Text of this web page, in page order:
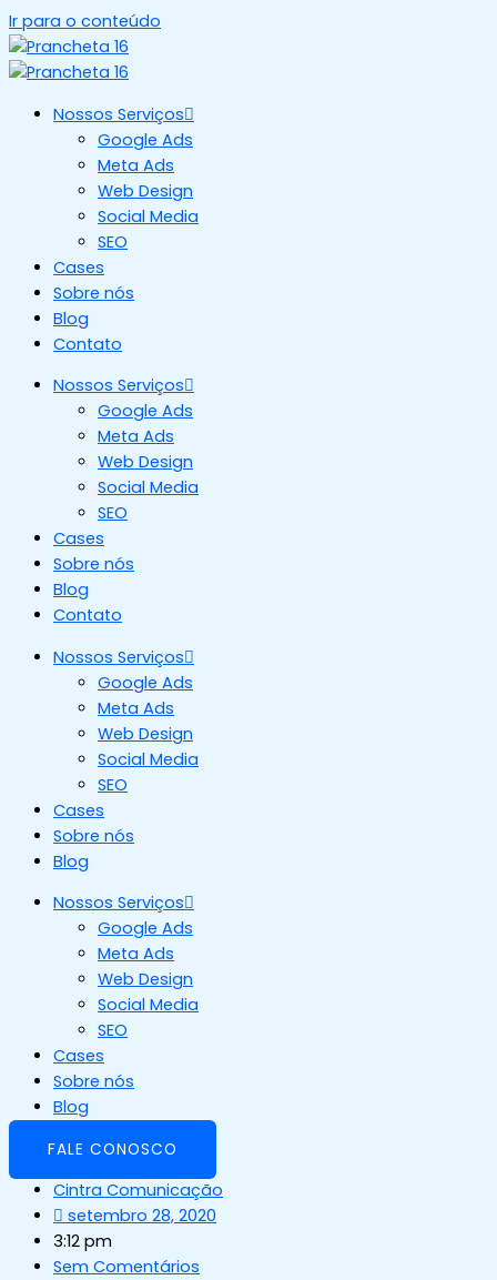
Ir para o conteúdo
Nossos Serviços
Google Ads
Meta Ads
Web Design
Social Media
SEO
Cases
Sobre nós
Blog
Contato
Nossos Serviços
Google Ads
Meta Ads
Web Design
Social Media
SEO
Cases
Sobre nós
Blog
Contato
Nossos Serviços
Google Ads
Meta Ads
Web Design
Social Media
SEO
Cases
Sobre nós
Blog
Nossos Serviços
Google Ads
Meta Ads
Web Design
Social Media
SEO
Cases
Sobre nós
Blog
FALE CONOSCO
Cintra Comunicação
setembro 28, 2020
3:12 pm
Sem Comentários